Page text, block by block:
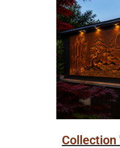
Collection